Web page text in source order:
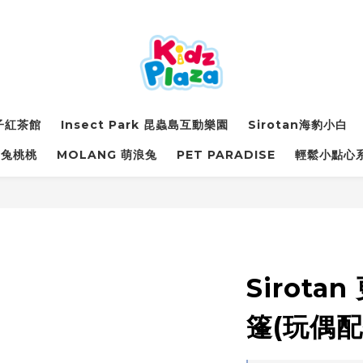
茶館 Insect Park 昆蟲島互動樂園 Sirotan海豹小白
桃桃 MOLANG 萌浪兔 PET PARADISE 輕鬆小點心
Sirotan
篷(玩偶